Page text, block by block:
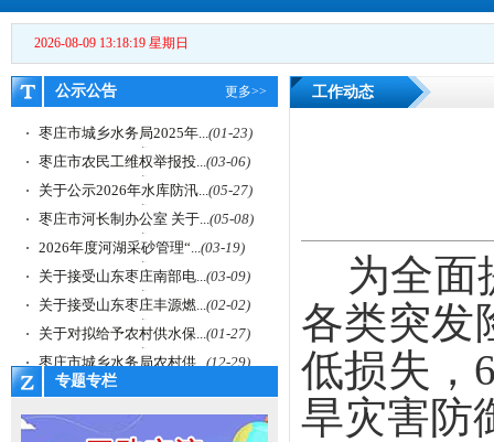
2026-08-09 13:18:19 星期日
公示公告 更多>>
枣庄市城乡水务局2025年...(01-23)
枣庄市农民工维权举报投...(03-06)
关于公示2026年水库防汛...(05-27)
枣庄市河长制办公室 关于...(05-08)
2026年度河湖采砂管理“...(03-19)
关于接受山东枣庄南部电...(03-09)
关于接受山东枣庄丰源燃...(02-02)
关于对拟给予农村供水保...(01-27)
枣庄市城乡水务局农村供...(12-29)
专题专栏
工作动态
为全面
各类突发
低损失，
旱灾害防